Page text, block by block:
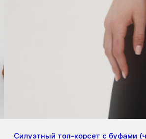
Силуэтный топ-корсет с буфами